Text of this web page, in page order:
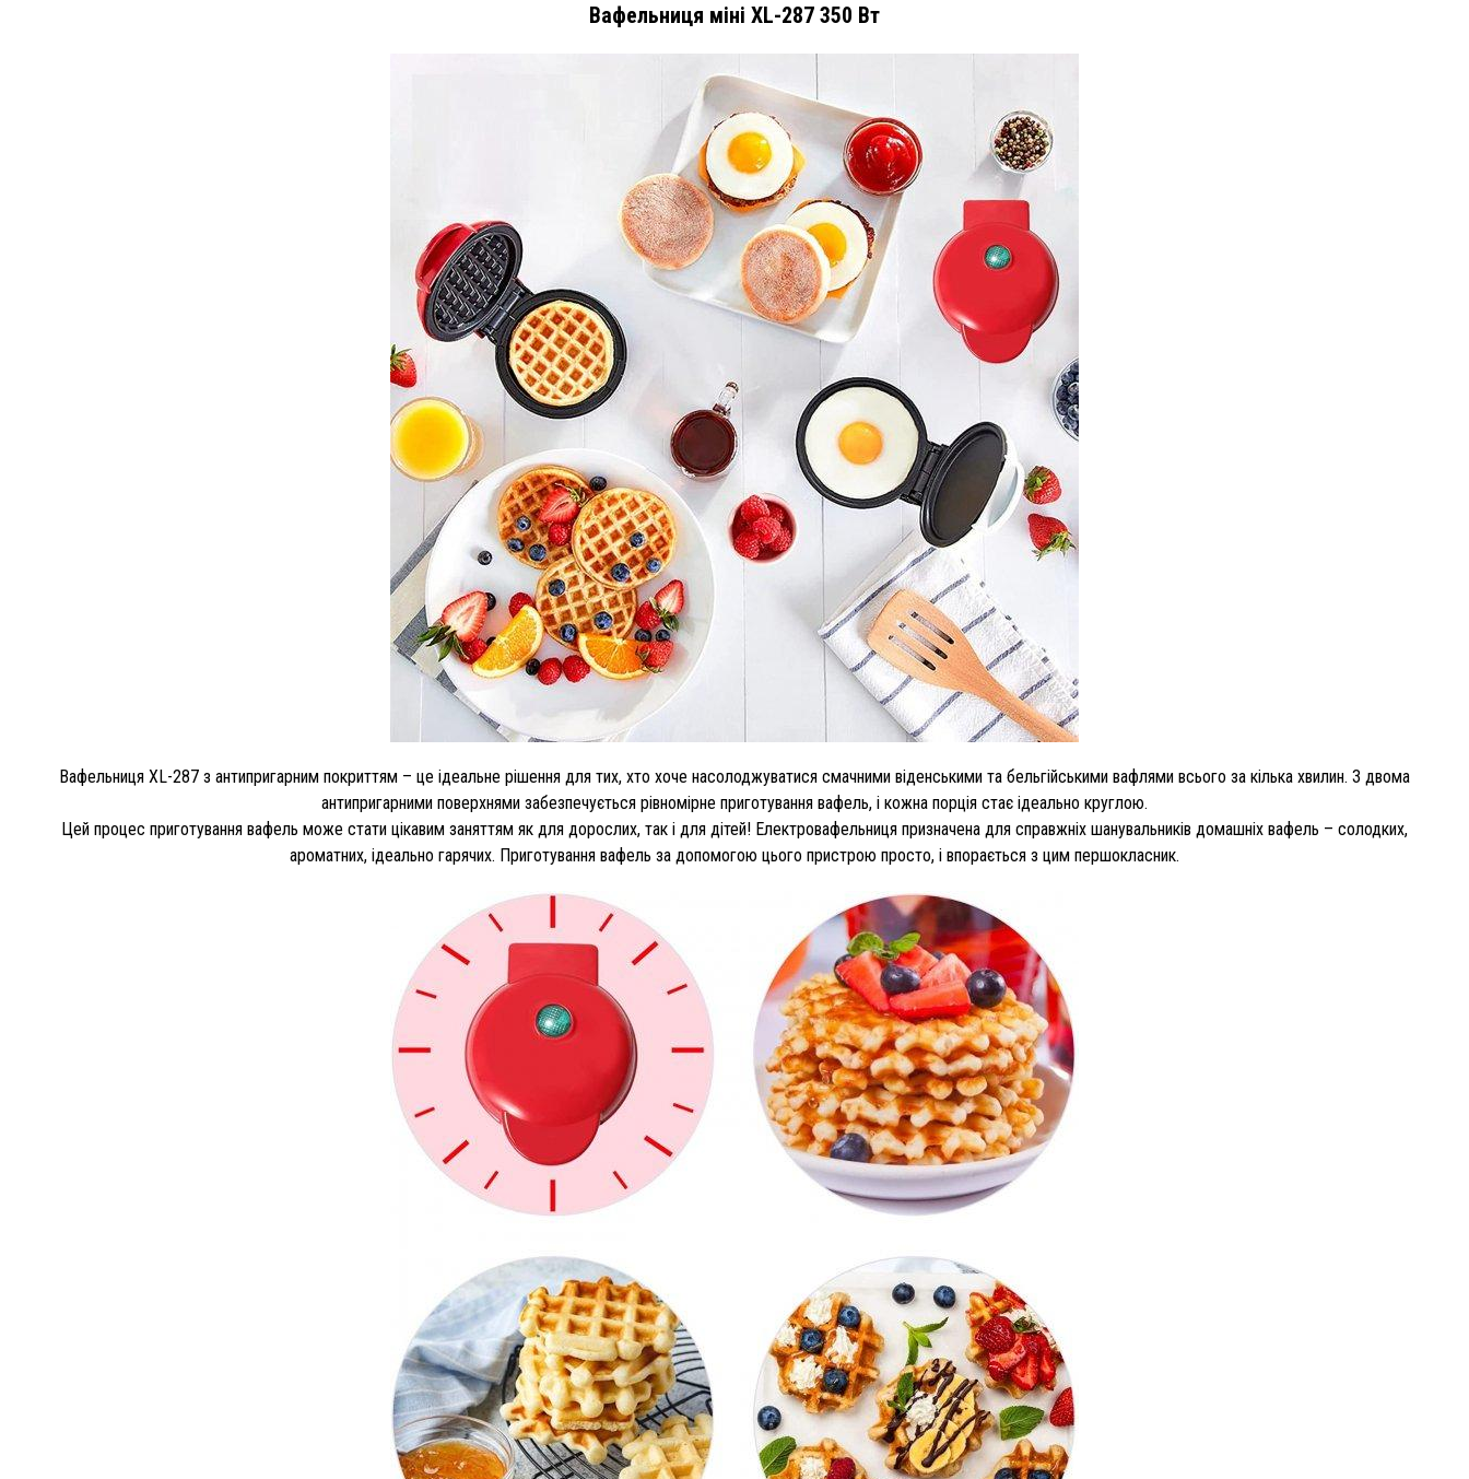
Вафельниця міні XL-287 350 Вт
Вафельниця XL-287 з антипригарним покриттям – це ідеальне рішення для тих, хто хоче насолоджуватися смачними віденськими та бельгійськими вафлями всього за кілька хвилин. З двома
антипригарними поверхнями забезпечується рівномірне приготування вафель, і кожна порція стає ідеально круглою.
Цей процес приготування вафель може стати цікавим заняттям як для дорослих, так і для дітей! Електровафельниця призначена для справжніх шанувальників домашніх вафель – солодких,
ароматних, ідеально гарячих. Приготування вафель за допомогою цього пристрою просто, і впорається з цим першокласник.